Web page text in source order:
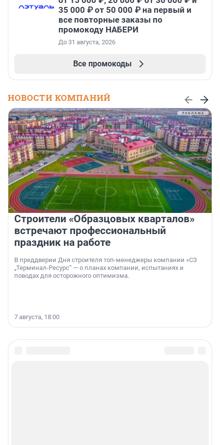
35 000 ₽ от 50 000 ₽ на первый и
все повторные заказы по
промокоду НАБЕРИ
До 31 августа, 2026
Все промокоды
НОВОСТИ КОМПАНИЙ
Строители «Образцовых кварталов»
встречают профессиональный
праздник на работе
В преддверии Дня строителя топ-менеджеры компании «СЗ
„Терминал-Ресурс“ — о планах компании, испытаниях и
поводах для осторожного оптимизма.
7 августа, 18:00